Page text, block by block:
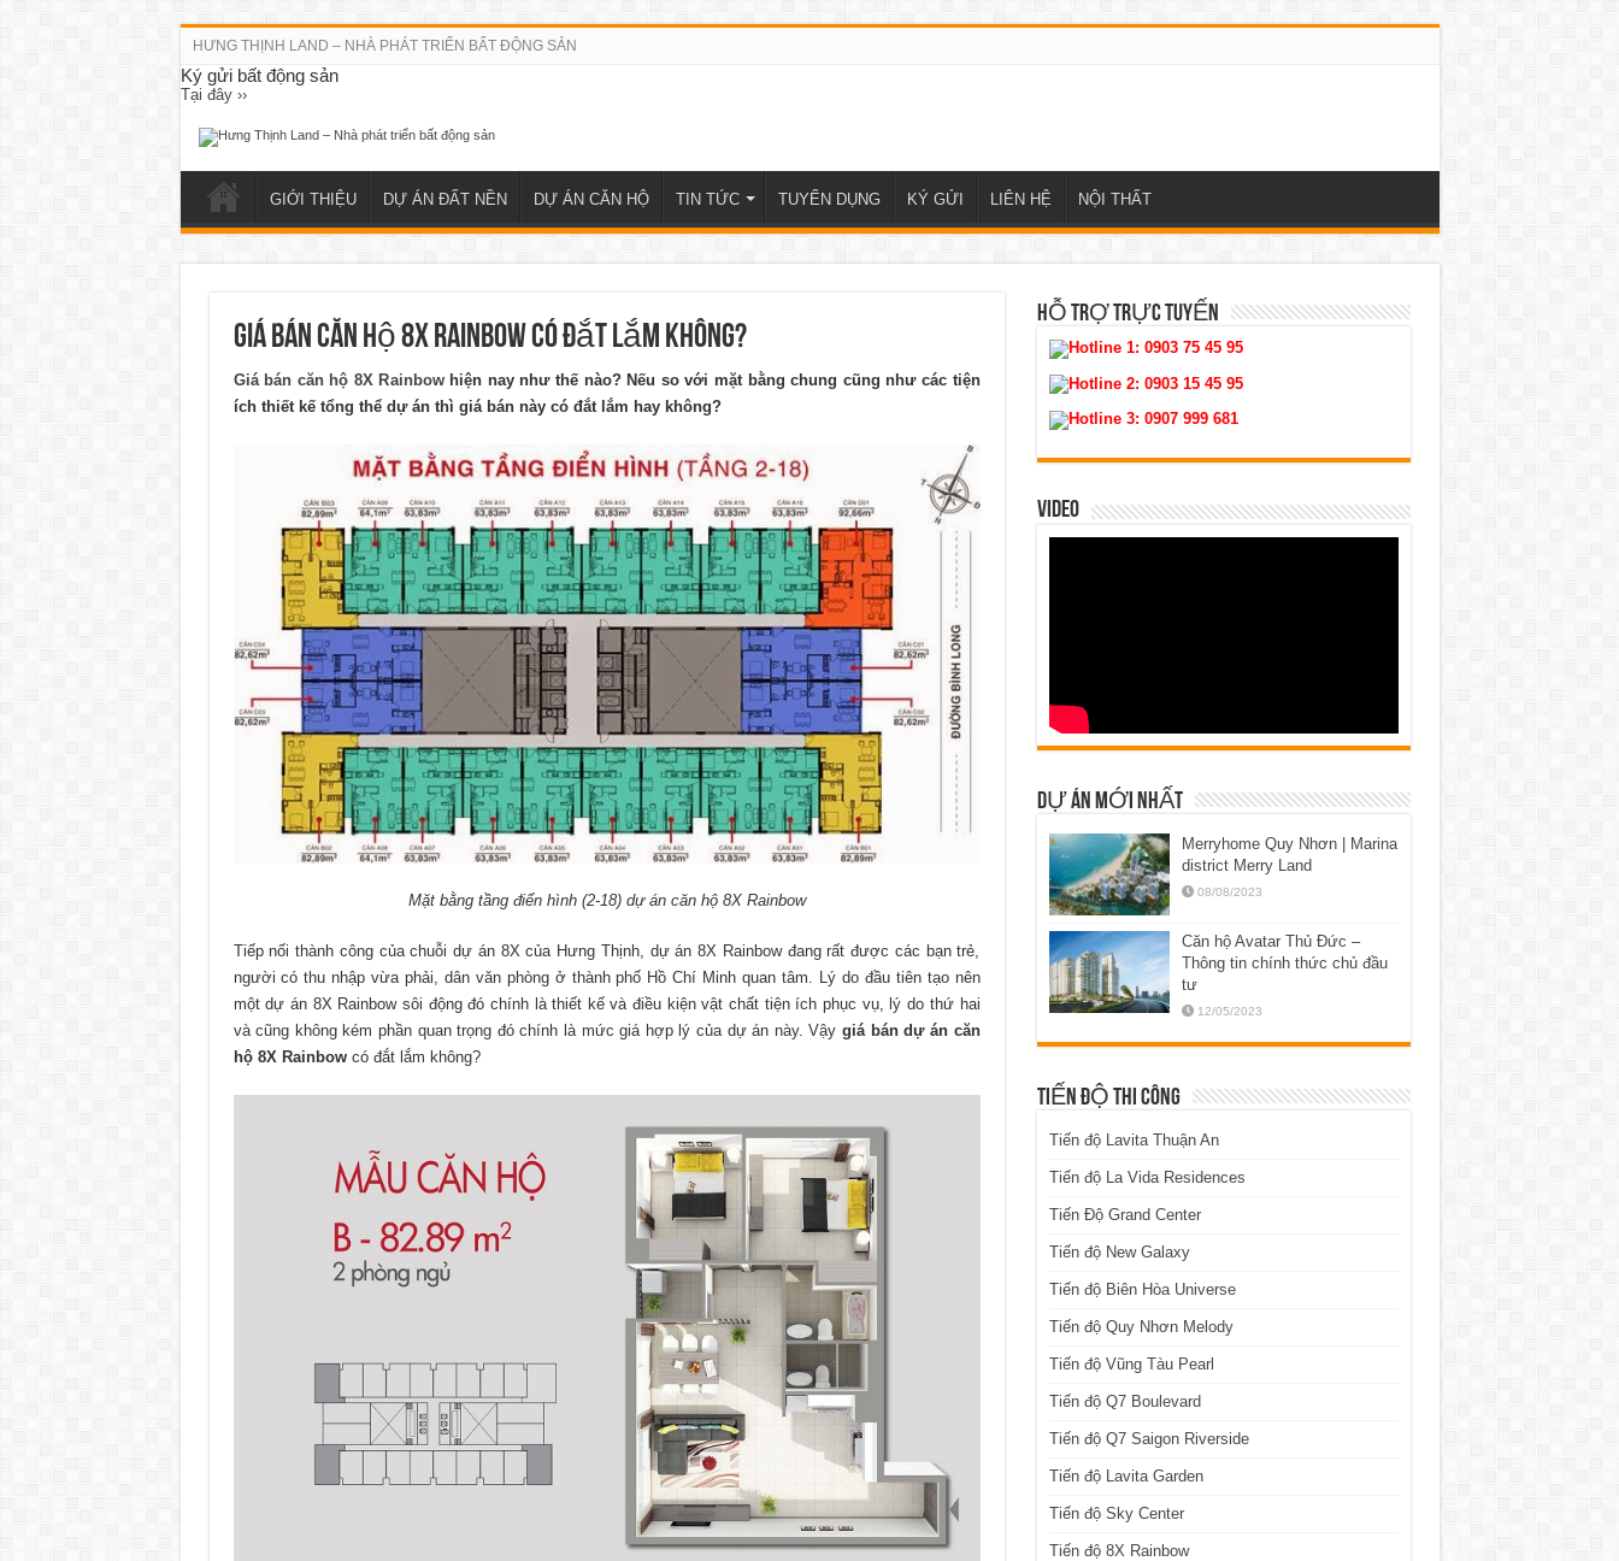
HƯNG THỊNH LAND – NHÀ PHÁT TRIỂN BẤT ĐỘNG SẢN
Ký gửi bất động sản
Tại đây ››
GIỚI THIỆU DỰ ÁN ĐẤT NỀN DỰ ÁN CĂN HỘ TIN TỨC TUYỂN DỤNG KÝ GỬI LIÊN HỆ NỘI THẤT
Giá bán căn hộ 8X Rainbow có đắt lắm không?
Giá bán căn hộ 8X Rainbowhiện nay như thế nào? Nếu so với mặt bằng chung cũng như các tiện
ích thiết kế tổng thể dự án thì giá bán này có đắt lắm hay không?
Mặt bằng tầng điển hình (2-18) dự án căn hộ 8X Rainbow
Tiếp nối thành công của chuỗi dự án 8X của Hưng Thịnh, dự án 8X Rainbow đang rất được các bạn trẻ,
người có thu nhập vừa phải, dân văn phòng ở thành phố Hồ Chí Minh quan tâm. Lý do đầu tiên tạo nên
một dự án 8X Rainbow sôi động đó chính là thiết kế và điều kiện vật chất tiện ích phục vụ, lý do thứ hai
và cũng không kém phần quan trọng đó chính là mức giá hợp lý của dự án này. Vậygiá bán dự án căn
hộ 8X Rainbowcó đắt lắm không?
HỖ TRỢ TRỰC TUYẾN
Hotline 1: 0903 75 45 95
Hotline 2: 0903 15 45 95
Hotline 3: 0907 999 681
VIDEO
DỰ ÁN MỚI NHẤT
Merryhome Quy Nhơn | Marina
district Merry Land
08/08/2023
Căn hộ Avatar Thủ Đức –
Thông tin chính thức chủ đầu
tư
12/05/2023
TIẾN ĐỘ THI CÔNG
Tiến độ Lavita Thuận An
Tiến độ La Vida Residences
Tiến Độ Grand Center
Tiến độ New Galaxy
Tiến độ Biên Hòa Universe
Tiến độ Quy Nhơn Melody
Tiến độ Vũng Tàu Pearl
Tiến độ Q7 Boulevard
Tiến độ Q7 Saigon Riverside
Tiến độ Lavita Garden
Tiến độ Sky Center
Tiến độ 8X Rainbow